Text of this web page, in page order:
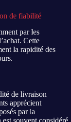
de fiabilité
par les
Cette
la rapidité des
de livraison
apprécient
par la